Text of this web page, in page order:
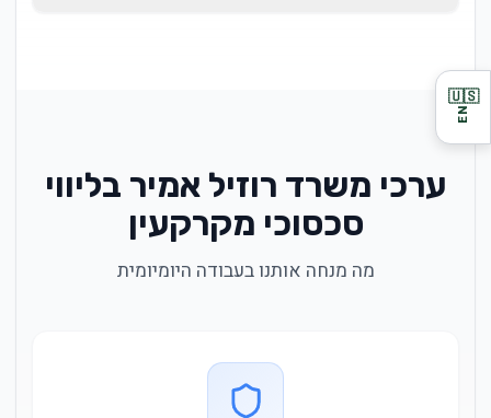
ערכי משרד רוזיל אמיר בליווי
סכסוכי מקרקעין
מה מנחה אותנו בעבודה היומיומית
🇺🇸
EN